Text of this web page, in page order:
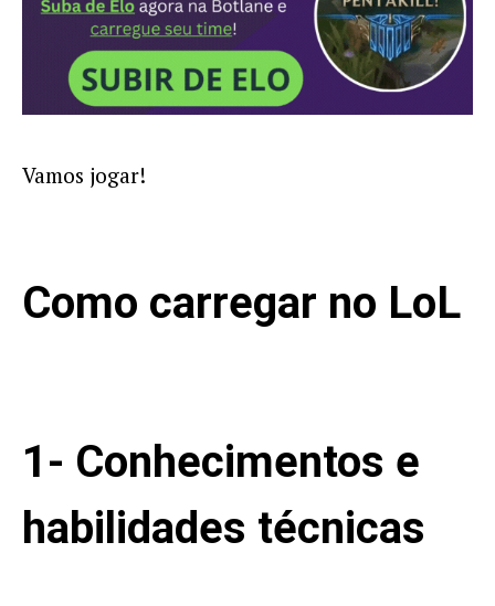
Vamos jogar!
Como carregar no LoL
1- Conhecimentos e
habilidades técnicas